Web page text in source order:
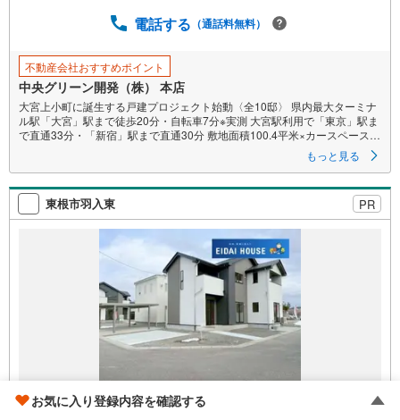
電話する （通話料無料）
不動産会社おすすめポイント
中央グリーン開発（株） 本店
大宮上小町に誕生する戸建プロジェクト始動〈全10邸〉 県内最大ターミナ
ル駅「大宮」駅まで徒歩20分・自転車7分※実測 大宮駅利用で「東京」駅ま
で直通33分・「新宿」駅まで直通30分 敷地面積100.4平米×カースペース2
洗機・浴室乾燥機・電動シャッター・床暖房・宅配ボックス 大宮上小町の
閑静な住環境 「三橋小学校」徒歩5分・「三橋中学校」徒歩9分・「かみこ
幼稚園」徒歩3分
もっと見る
東根市羽入東 PR
2,598万円
お気に入り登録内容を確認する